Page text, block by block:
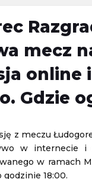
mecz
online
Gdzie
z meczu
w internecie i
w ramach
godzinie 18:00.